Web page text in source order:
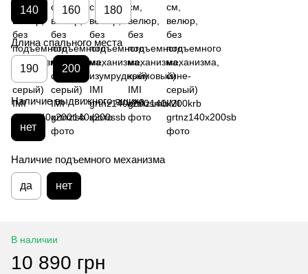
140 160 180
Длина спального места
190 200
Наличие выдвижного ящика
нет
Наличие подъемного механизма
да нет
В наличии
10 890 грн